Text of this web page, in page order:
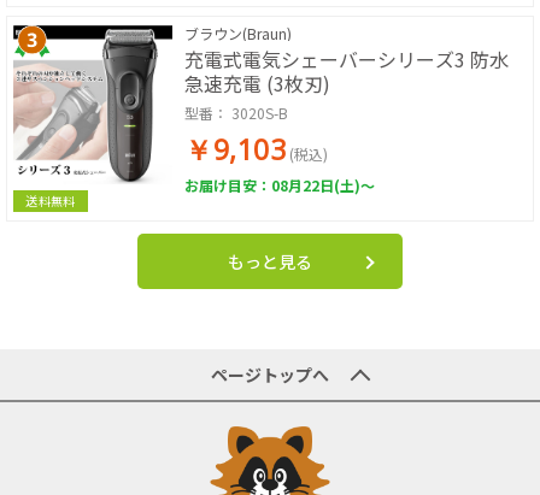
送料無料
ブラウン(Braun)
充電式電気シェーバーシリーズ3 防水
急速充電 (3枚刃)
型番： 3020S-B
￥9,103 (税込)
お届け目安：08月22日(土)～
もっと見る
ページトップへ